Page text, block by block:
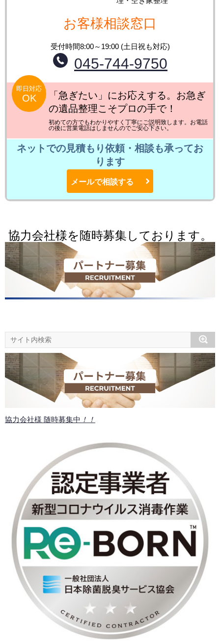
お客様相談窓口
受付時間8:00～19:00 (土日祝も対応)
045-744-9750
即日対応
OK
「急ぎたい」にお応えする。お急ぎ
の遺品整理こそプロの手で！
初めての方でもわかりやすく丁寧にご説明致します。お電話
の後に営業電話はしませんのでご安心下さい。
ネットでの見積もり依頼・相談も承ってお
ります
メールで相談する
協力会社様を随時募集しております。
協力会社様 随時募集中 ！！